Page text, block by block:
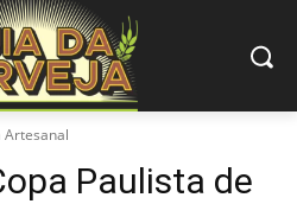
Artesanal
Paulista de